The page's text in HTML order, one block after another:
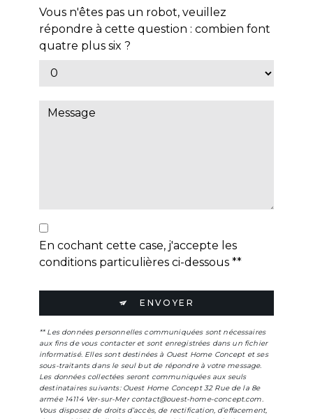
Vous n'êtes pas un robot, veuillez
répondre à cette question : combien font
quatre plus six ?
En cochant cette case, j'accepte les
conditions particulières ci-dessous **
ENVOYER
** Les données personnelles communiquées sont nécessaires
aux fins de vous contacter et sont enregistrées dans un fichier
informatisé. Elles sont destinées à Ouest Home Concept et ses
sous-traitants dans le seul but de répondre à votre message.
Les données collectées seront communiquées aux seuls
destinataires suivants: Ouest Home Concept 32 Rue de la 8e
armée 14114 Ver-sur-Mer contact@ouest-home-concept.com.
Vous disposez de droits d’accès, de rectification, d’effacement,